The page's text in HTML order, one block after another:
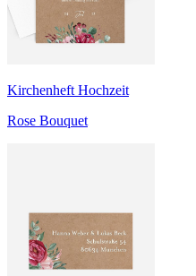
Kirchenheft Hochzeit
Rose Bouquet